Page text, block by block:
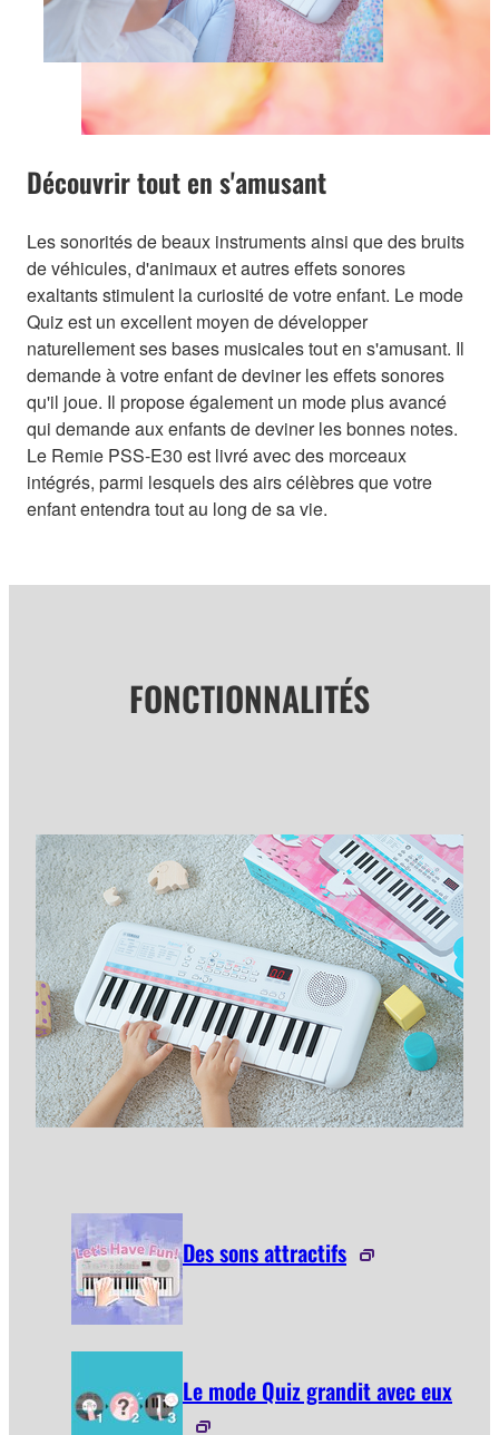
Découvrir tout en s'amusant
Les sonorités de beaux instruments ainsi que des bruits
de véhicules, d'animaux et autres effets sonores
exaltants stimulent la curiosité de votre enfant. Le mode
Quiz est un excellent moyen de développer
naturellement ses bases musicales tout en s'amusant. Il
demande à votre enfant de deviner les effets sonores
qu'il joue. Il propose également un mode plus avancé
qui demande aux enfants de deviner les bonnes notes.
Le Remie PSS-E30 est livré avec des morceaux
intégrés, parmi lesquels des airs célèbres que votre
enfant entendra tout au long de sa vie.
FONCTIONNALITÉS
Des sons attractifs
Le mode Quiz grandit avec eux